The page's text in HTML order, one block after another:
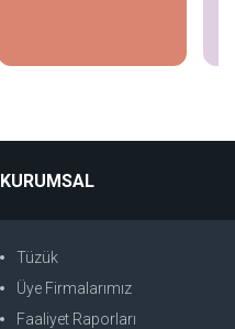
KURUMSAL
Tüzük
Üye Firmalarımız
Faaliyet Raporları